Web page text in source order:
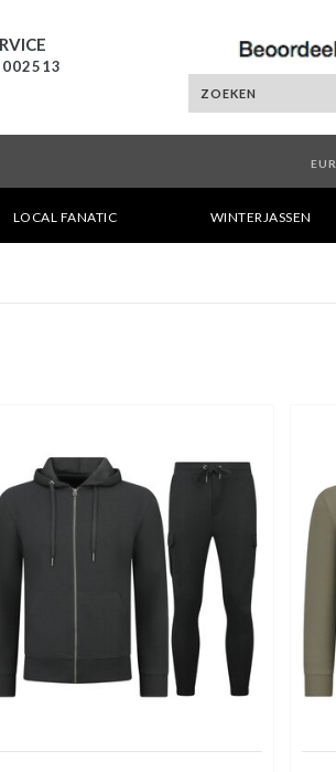
EUR
LOCAL FANATIC WINTERJASSEN